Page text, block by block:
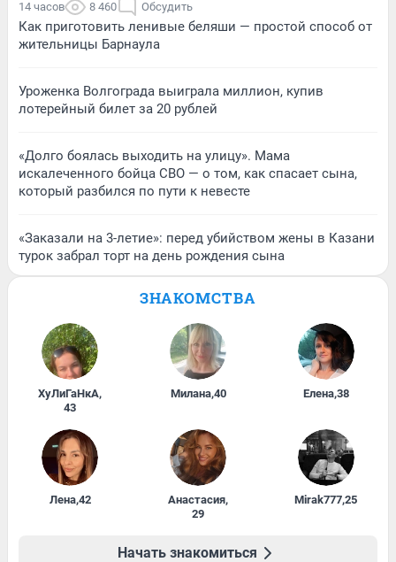
14 часов 8 460 Обсудить
Как приготовить ленивые беляши — простой способ от
жительницы Барнаула
Уроженка Волгограда выиграла миллион, купив
лотерейный билет за 20 рублей
«Долго боялась выходить на улицу». Мама
искалеченного бойца СВО — о том, как спасает сына,
который разбился по пути к невесте
«Заказали на 3-летие»: перед убийством жены в Казани
турок забрал торт на день рождения сына
ЗНАКОМСТВА
ХуЛиГаНкА,
43
Милана,40 Елена,38
Лена,42 Анастасия,
29
Mirak777,25
Начать знакомиться